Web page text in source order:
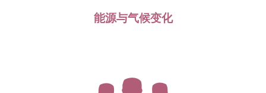
能源与气候变化